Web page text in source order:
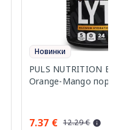
Новинки
PULS NUTRITION
Orange-Mango
7.37 € 12.29 €